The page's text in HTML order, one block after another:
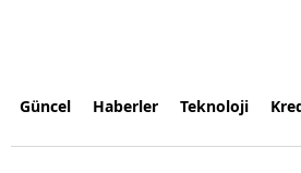
Güncel Haberler Teknoloji